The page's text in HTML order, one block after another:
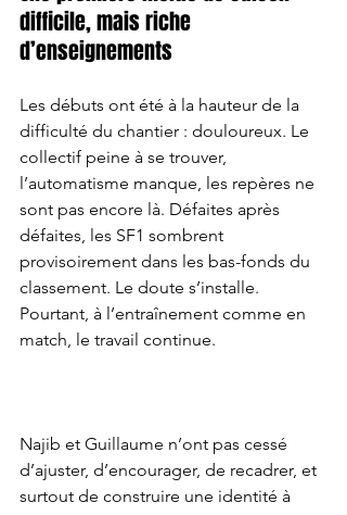
difficile, mais riche
d’enseignements
Les débuts ont été à la hauteur de la
difficulté du chantier : douloureux. Le
collectif peine à se trouver,
l’automatisme manque, les repères ne
sont pas encore là. Défaites après
défaites, les SF1 sombrent
provisoirement dans les bas-fonds du
classement. Le doute s’installe.
Pourtant, à l’entraînement comme en
match, le travail continue.
Najib et Guillaume n’ont pas cessé
d’ajuster, d’encourager, de recadrer, et
surtout de construire une identité à